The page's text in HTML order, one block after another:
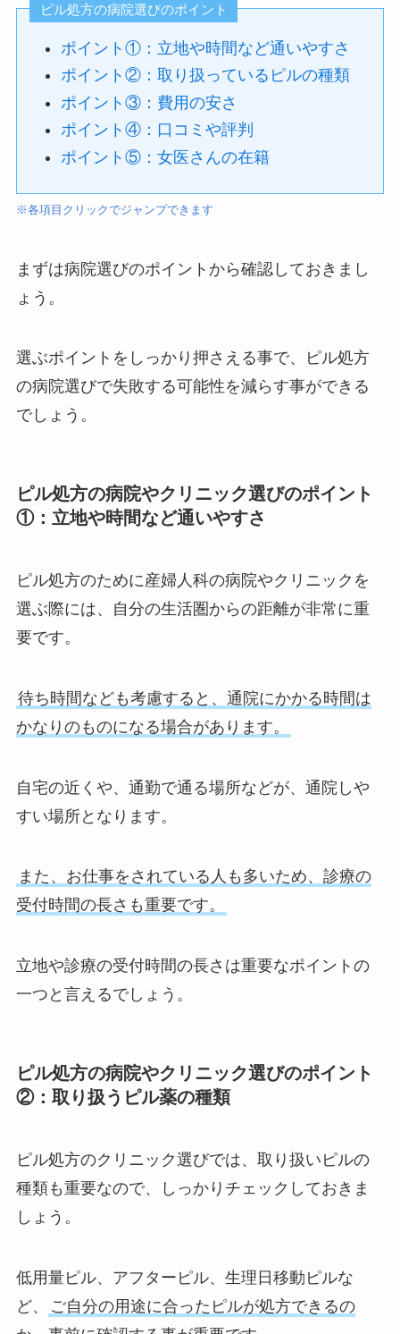
ピル処方の病院選びのポイント
ポイント①：立地や時間など通いやすさ
ポイント②：取り扱っているピルの種類
ポイント③：費用の安さ
ポイント④：口コミや評判
ポイント⑤：女医さんの在籍
※各項目クリックでジャンプできます
まずは病院選びのポイントから確認しておきまし
ょう。
選ぶポイントをしっかり押さえる事で、ピル処方
の病院選びで失敗する可能性を減らす事ができる
でしょう。
ピル処方の病院やクリニック選びのポイント
①：立地や時間など通いやすさ
ピル処方のために産婦人科の病院やクリニックを
選ぶ際には、自分の生活圏からの距離が非常に重
要です。
待ち時間なども考慮すると、通院にかかる時間は
かなりのものになる場合があります。
自宅の近くや、通勤で通る場所などが、通院しや
すい場所となります。
また、お仕事をされている人も多いため、診療の
受付時間の長さも重要です。
立地や診療の受付時間の長さは重要なポイントの
一つと言えるでしょう。
ピル処方の病院やクリニック選びのポイント
②：取り扱うピル薬の種類
ピル処方のクリニック選びでは、取り扱いピルの
種類も重要なので、しっかりチェックしておきま
しょう。
低用量ピル、アフターピル、生理日移動ピルな
ど、
ご自分の用途に合ったピルが処方できるの